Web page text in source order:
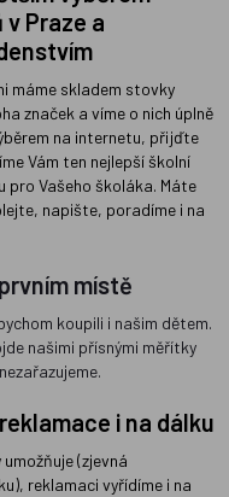
Praze a
máme skladem stovky
značek a víme o nich úplně
na internetu, přijďte
Vám ten nejlepší školní
Vašeho školáka. Máte
napište, poradíme i na
místě
koupili i našim dětem.
našimi přísnými měřítky
i na dálku
(zjevná
reklamaci vyřídíme i na